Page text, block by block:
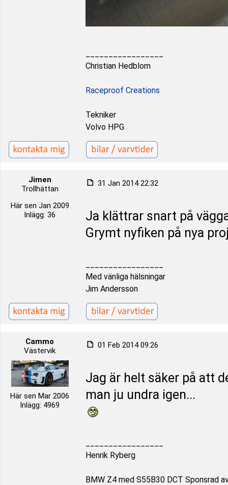
Christian Hedblom
Raceproof Creations
Tekniker
Volvo HPG
Jimen
Trollhättan
Här sen Jan 2009
Inlägg: 36
31 Jan 2014 22:32
Ja klättrar snart på
Grymt nyfiken på nya
Med vänliga hälsningar
Jim Andersson
Cammo
Västervik
Här sen Mar 2006
Inlägg: 4969
01 Feb 2014 09:26
Jag är helt säker på att
man ju undra igen...
Henrik Ryberg
BMW Z4 med S55B30 DCT Sponsrad